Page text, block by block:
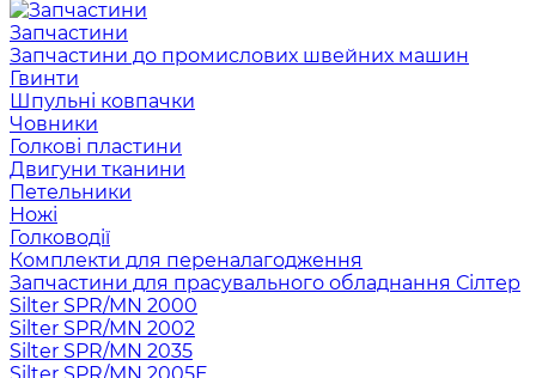
Запчастини
Запчастини до промислових швейних машин
Гвинти
Шпульні ковпачки
Човники
Голкові пластини
Двигуни тканини
Петельники
Ножі
Голководії
Комплекти для переналагодження
Запчастини для прасувального обладнання Сілтер
Silter SPR/MN 2000
Silter SPR/MN 2002
Silter SPR/MN 2035